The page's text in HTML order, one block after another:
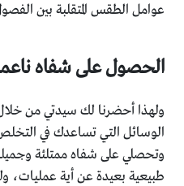
عوامل الطقس المتقلبة بين
الحصول على شفاه
ولهذا أحضرنا لك سيدتي من
الوسائل التي تساعدك في
وتحصلي على شفاه ممتلئة
طبيعية بعيدة عن أية عمليات،